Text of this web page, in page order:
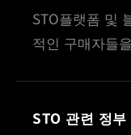
STO플랫폼 및
적인 구매자들
STO 관련 정